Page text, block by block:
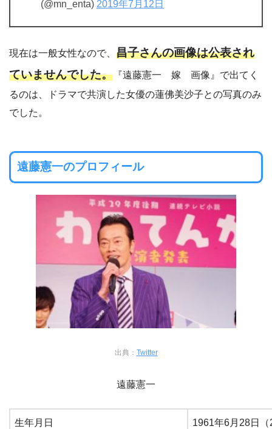
(@mn_enta) 2019年7月12日
現在は一般女性なので、 昌子さんの画像は公表され
ていませんでした。 『遠藤憲一 嫁 画像』で出てく
るのは、ドラマで共演した女優の蓮佛美沙子との写真のみ
でした。
遠藤憲一のプロフィール
出典： Twitter
遠藤憲一
生年月日 1961年6月28日